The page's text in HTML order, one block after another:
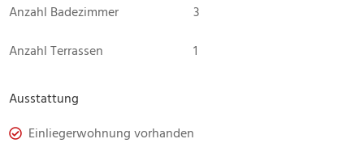
Anzahl Badezimmer
3
Anzahl Terrassen
1
Ausstattung
Einliegerwohnung vorhanden